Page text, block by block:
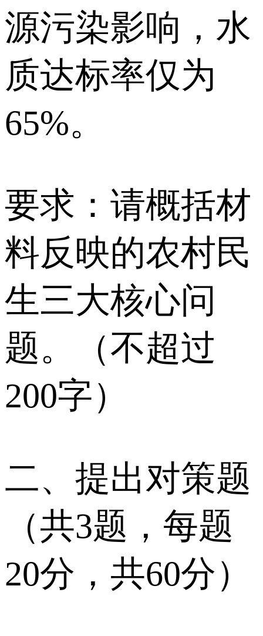
源污染影响，水
质达标率仅为
65%。
要求：请概括材
料反映的农村民
生三大核心问
题。（不超过
200字）
二、提出对策题
（共3题，每题
20分，共60分）